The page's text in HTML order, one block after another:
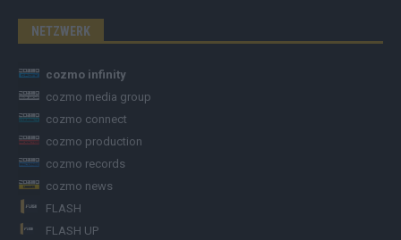
NETZWERK
cozmo infinity
cozmo media group
cozmo connect
cozmo production
cozmo records
cozmo news
FLASH
FLASH UP